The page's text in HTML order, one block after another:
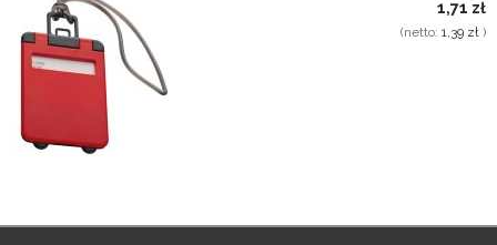
1,71 zł
(netto: 1,39 zł )